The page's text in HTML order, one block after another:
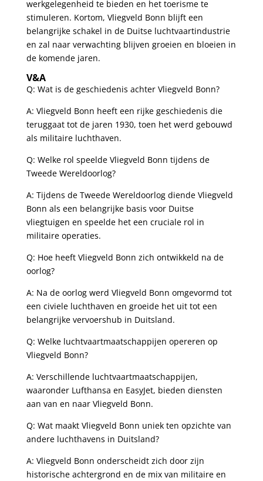
werkgelegenheid te​ bieden en het toerisme te
stimuleren. Kortom,‍ Vliegveld ​Bonn blijft een
⁢belangrijke‌ schakel in de Duitse luchtvaartindustrie
en zal naar verwachting blijven ‍groeien en ⁢bloeien in
de komende jaren.
V&A
Q: Wat is de geschiedenis achter Vliegveld Bonn?
A: Vliegveld Bonn heeft een ⁤rijke geschiedenis die
teruggaat tot de ⁣jaren 1930, toen⁢ het werd ⁤gebouwd⁤
als militaire⁤ luchthaven.
Q: ​Welke rol speelde Vliegveld Bonn tijdens de
Tweede Wereldoorlog?
A: ‌Tijdens de ‍Tweede Wereldoorlog ⁤diende​ Vliegveld
Bonn als een belangrijke basis voor ⁤Duitse
vliegtuigen‌ en speelde het een cruciale rol in
militaire​ operaties.
Q: Hoe heeft Vliegveld Bonn zich ontwikkeld na de
oorlog?
A: Na de oorlog werd Vliegveld Bonn ⁢omgevormd tot
een civiele luchthaven en groeide het uit tot een
belangrijke vervoershub ⁢in Duitsland.
Q: Welke luchtvaartmaatschappijen opereren op
Vliegveld‍ Bonn?
A:‍ Verschillende luchtvaartmaatschappijen,
waaronder Lufthansa en EasyJet, bieden diensten
aan van ‌en naar Vliegveld ‌Bonn.
Q: Wat maakt Vliegveld Bonn uniek ten ​opzichte van
andere luchthavens ⁢in Duitsland?
A:⁤ Vliegveld Bonn onderscheidt zich door ‍zijn
historische achtergrond en de mix van militaire ⁢en